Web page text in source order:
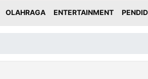
OLAHRAGA ENTERTAINMENT